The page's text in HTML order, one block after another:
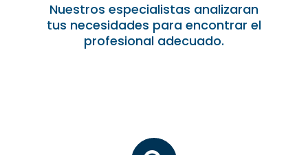
Nuestros especialistas analizaran
tus necesidades para encontrar el
profesional adecuado.